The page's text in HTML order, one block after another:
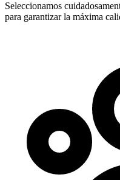
Seleccionamos
para garantizar la máxima